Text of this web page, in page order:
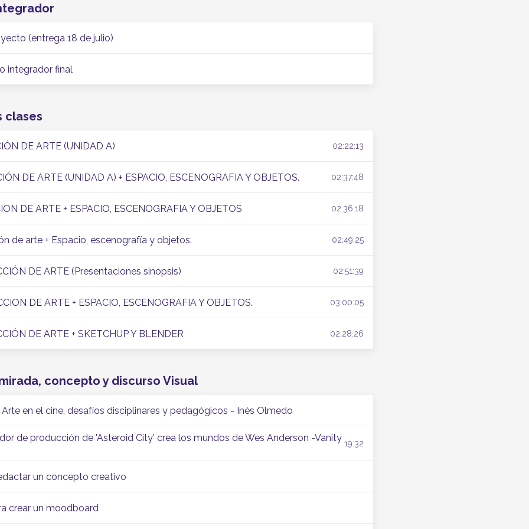
(entrega 18 de julio)
integrador final
clases
DE ARTE (UNIDAD A) 02:22:13
DE ARTE (UNIDAD A) + ESPACIO, ESCENOGRAFIA Y OBJETOS. 02:37:48
DE ARTE + ESPACIO, ESCENOGRAFIA Y OBJETOS 02:36:18
de arte + Espacio, escenografía y objetos. 02:49:25
DE ARTE (Presentaciones sinopsis) 02:51:39
DE ARTE + ESPACIO, ESCENOGRAFIA Y OBJETOS. 03:00:05
DE ARTE + SKETCHUP Y BLENDER 02:28:26
concepto y discurso Visual
en el cine, desafíos disciplinares y pedagógicos - Inés Olmedo
de producción de 'Asteroid City' crea los mundos de Wes Anderson -Vanity 19:32
un concepto creativo
crear un moodboard